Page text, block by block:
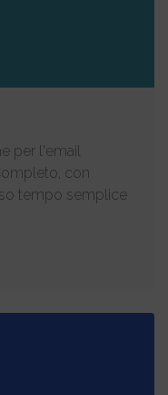
per l'email
con
tempo semplice